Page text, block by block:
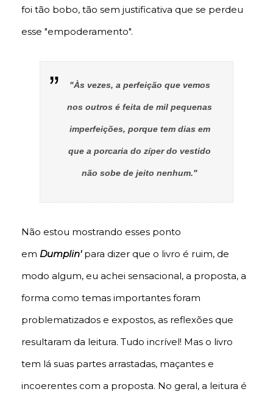
foi tão bobo, tão sem justificativa que se perdeu
esse "empoderamento".
"Às vezes, a perfeição que vemos
nos outros é feita de mil pequenas
imperfeições, porque tem dias em
que a porcaria do zíper do vestido
não sobe de jeito nenhum."
Não estou mostrando esses ponto
em Dumplin'para dizer que o livro é ruim, de
modo algum, eu achei sensacional, a proposta, a
forma como temas importantes foram
problematizados e expostos, as reflexões que
resultaram da leitura. Tudo incrível! Mas o livro
tem lá suas partes arrastadas, maçantes e
incoerentes com a proposta. No geral, a leitura é